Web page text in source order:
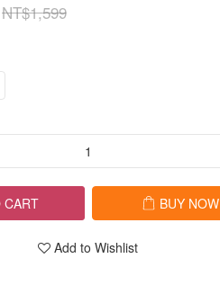
NT$1,599
CART BUY NOW
Add to Wishlist